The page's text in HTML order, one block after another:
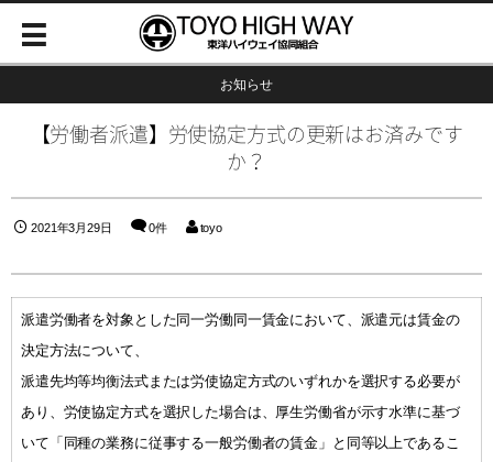
お知らせ
【労働者派遣】労使協定方式の更新はお済みです
か？
2021年3月29日 0件 toyo
派遣労働者を対象とした同一労働同一賃金において、派遣元は賃金の
決定方法について、
派遣先均等均衡法式または労使協定方式のいずれかを選択する必要が
あり、労使協定方式を選択した場合は、厚生労働省が示す水準に基づ
いて「同種の業務に従事する一般労働者の賃金」と同等以上であるこ